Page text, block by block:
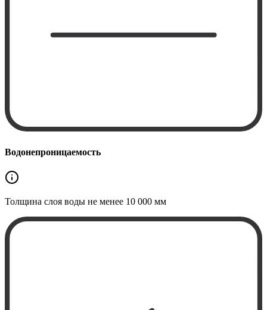
Водонепроницаемость
Толщина слоя воды не менее 10 000 мм